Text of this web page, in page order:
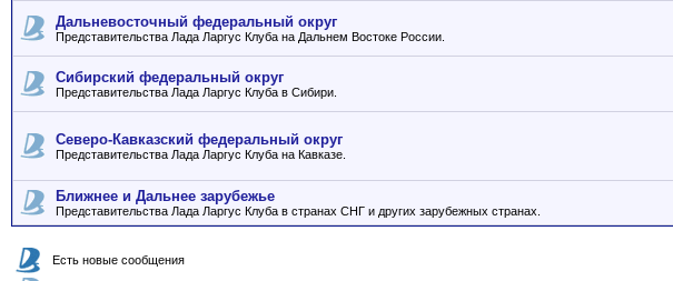
Дальневосточный федеральный округ
Представительства Лада Ларгус Клуба на Дальнем Востоке России.
Сибирский федеральный округ
Представительства Лада Ларгус Клуба в Сибири.
Северо-Кавказский федеральный округ
Представительства Лада Ларгус Клуба на Кавказе.
Ближнее и Дальнее зарубежье
Представительства Лада Ларгус Клуба в странах СНГ и других зарубежных странах.
Есть новые сообщения